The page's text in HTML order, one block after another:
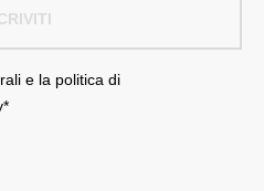
e la politica di
*